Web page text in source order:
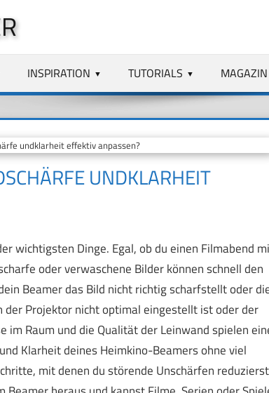
INSPIRATION TUTORIALS MAGAZIN
undklarheit effektiv anpassen?
UNDKLARHEIT
wichtigsten Dinge. Egal, ob du einen Filmabend
oder verwaschene Bilder können schnell den
Beamer das Bild nicht richtig scharfstellt oder
der Projektor nicht optimal eingestellt ist oder der
Raum und die Qualität der Leinwand spielen
Klarheit deines Heimkino-Beamers ohne viel
mit denen du störende Unschärfen reduzierst